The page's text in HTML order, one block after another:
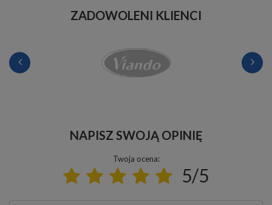
ZADOWOLENI KLIENCI
NAPISZ SWOJĄ OPINIĘ
Twoja ocena:
5/5